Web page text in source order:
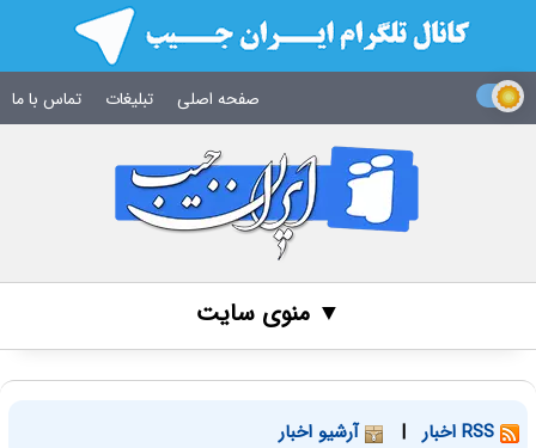
صفحه اصلی تبلیغات تماس با ما
▼ منوی سایت
| آرشیو اخبار